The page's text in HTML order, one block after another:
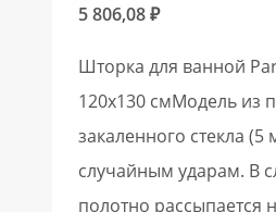
5 806,08₽
Шторка для ванной
120х130 смМодель из
закаленного стекла (5
случайным ударам. В
полотно рассыпается